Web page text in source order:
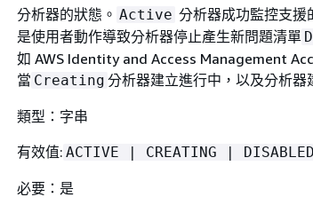
分析器的狀態。 Active 分析器成功監控支援
是使用者動作導致分析器停止產生新問題清單
如 AWS Identity and Access Management
當 Creating 分析器建立進行中，以及分析器
類型：字串
有效值: ACTIVE | CREATING |
必要：是